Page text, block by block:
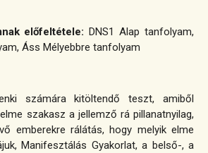
előfeltétele: DNS1 Alap tanfolyam,
Áss Mélyebbre tanfolyam
számára kitöltendő teszt, amiből
szakasz a jellemző rá pillanatnyilag,
emberekre rálátás, hogy melyik elme
Manifesztálás Gyakorlat, a belső-, a